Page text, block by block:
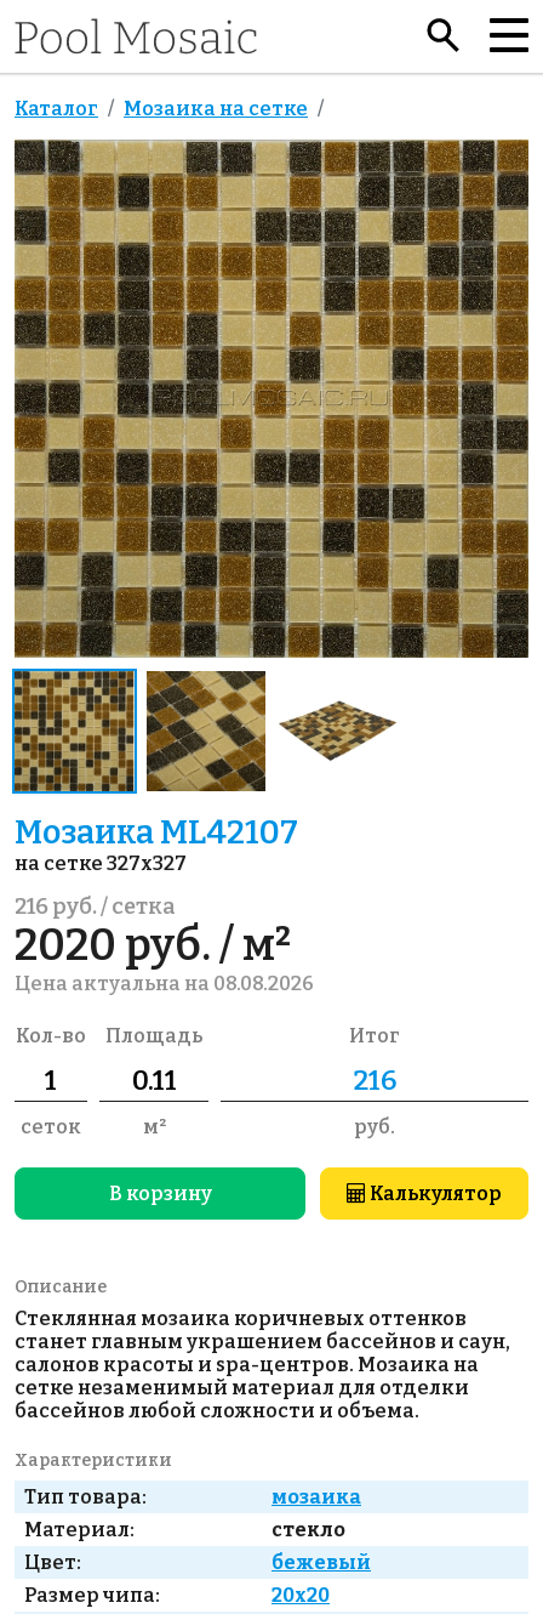
Каталог Мозаика на сетке
Мозаика ML42107
на сетке 327x327
216 руб. / сетка
2020 руб. / м²
Цена актуальна на 08.08.2026
Кол-во
сеток
Площадь
м²
Итог
руб.
В корзину Калькулятор
Описание
Стеклянная мозаика коричневых оттенков
станет главным украшением бассейнов и саун,
салонов красоты и spa-центров. Мозаика на
сетке незаменимый материал для отделки
бассейнов любой сложности и объема.
Характеристики
Тип товара:
мозаика
Материал:
стекло
Цвет:
бежевый
Размер чипа:
20x20